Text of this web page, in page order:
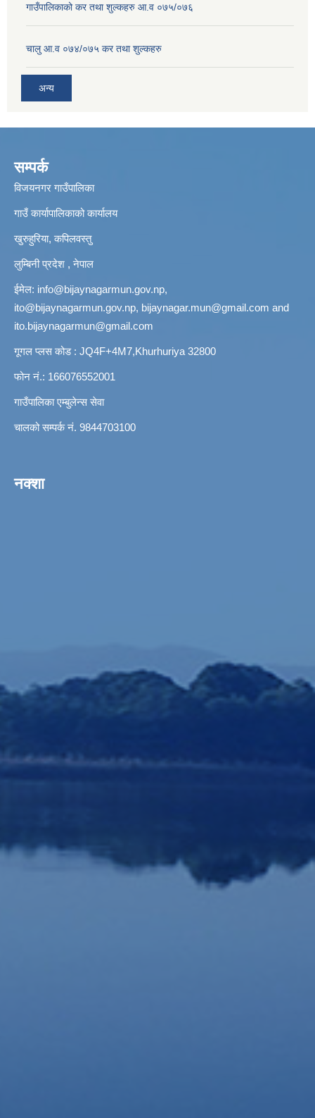
गाउँपालिकाको कर तथा शुल्कहरु आ.व ०७५/०७६
चालु आ.व ०७४/०७५ कर तथा शुल्कहरु
अन्य
सम्पर्क
विजयनगर गाउँपालिका
गाउँ कार्यापालिकाको कार्यालय
खुरुहुरिया, कपिलवस्तु
लुम्बिनी प्रदेश , नेपाल
ईमेल: info@bijaynagarmun.gov.np,
ito@bijaynagarmun.gov.np, bijaynagar.mun@gmail.com and
ito.bijaynagarmun@gmail.com
गूगल प्लस कोड : JQ4F+4M7,Khurhuriya 32800
फोन नं.: 166076552001
गाउँपालिका एम्बुलेन्स सेवा
चालको सम्पर्क नं. 9844703100
नक्शा